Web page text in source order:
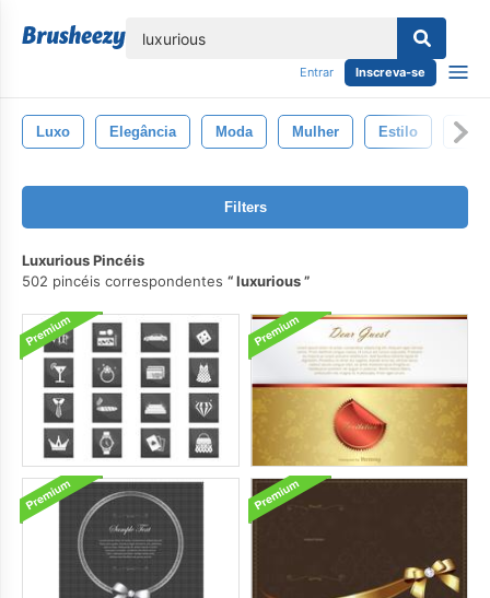
Entrar Inscreva-se
Luxo Elegância Moda Mulher Estilo
Filters
Luxurious Pincéis
502 pincéis correspondentes
luxurious